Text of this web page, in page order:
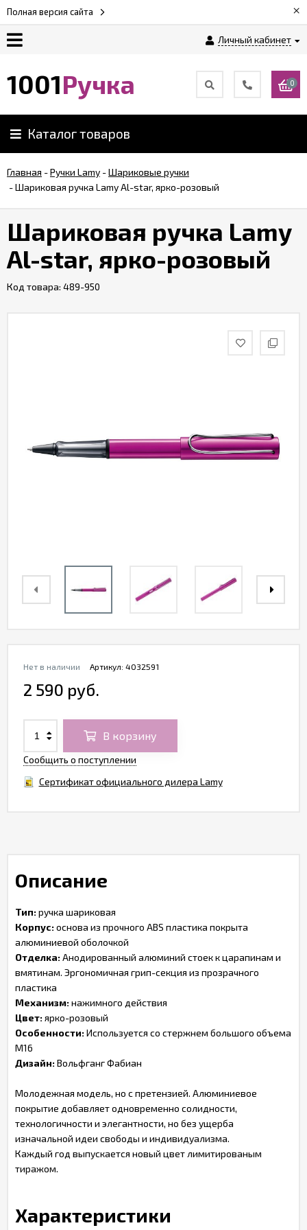
Полная версия сайта ×
Личный кабинет
Возврат
Обзоры
ручек
Контакты
1001Ручка 0
Каталог товаров
Главная -Ручки Lamy -Шариковые ручки
-Шариковая ручка Lamy Al-star, ярко-розовый
Шариковая ручка Lamy
Al-star, ярко-розовый
Код товара: 489-950
Артикул: 4032591
Нет в наличии
2 590 руб.
В корзину
Сообщить о поступлении
Сертификат официального дилера Lamy
Описание
Тип:ручка шариковая
Корпус:основа из прочного ABS пластика покрыта
алюминиевой оболочкой
Отделка:Анодированный алюминий стоек к царапинам и
вмятинам. Эргономичная грип-секция из прозрачного
пластика
Механизм:нажимного действия
Цвет:ярко-розовый
Особенности:Используется со стержнем большого объема
М16
Дизайн:Вольфганг Фабиан
Молодежная модель, но с претензией. Алюминиевое
покрытие добавляет одновременно солидности,
технологичности и элегантности, но без ущерба
изначальной идеи свободы и индивидуализма.
Каждый год выпускается новый цвет лимитированым
тиражом.
Характеристики